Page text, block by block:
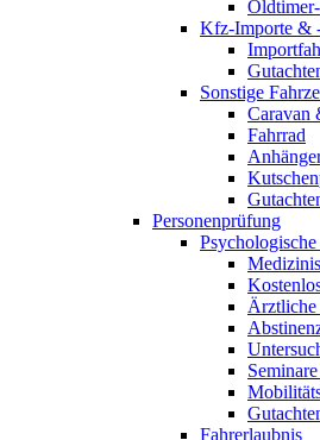
Kfz-Importe &
Sonstige
Caravan
Fahrrad
Personenprüfung
Ärztliche
Fahrerlaubnis